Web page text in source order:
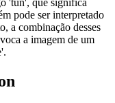
pode ser interpretado
a combinação desses
a imagem de um